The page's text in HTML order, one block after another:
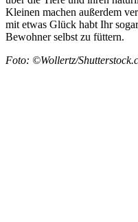
Kleinen machen außerdem
mit etwas Glück habt Ihr
Bewohner selbst zu füttern.
Foto: ©Wollertz/